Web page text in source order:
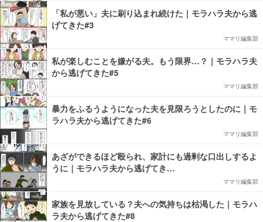
「私が悪い」夫に刷り込まれ続けた｜モラハラ夫から逃
げてきた#3
ママリ編集部
私が楽しむことを嫌がる夫。もう限界…？｜モラハラ夫
から逃げてきた#5
ママリ編集部
暴力をふるうようになった夫を見限ろうとしたのに｜モ
ラハラ夫から逃げてきた#6
ママリ編集部
あざができるほど殴られ、家計にも過剰な口出しするよ
うに｜モラハラ夫から逃げてき…
ママリ編集部
家族を見放している？夫への気持ちは枯渇した｜モラハ
ラ夫から逃げてきた#8